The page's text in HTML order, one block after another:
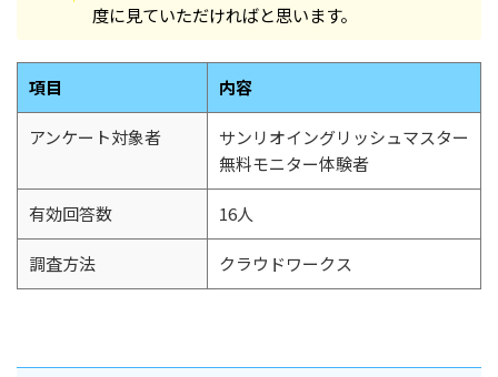
度に見ていただければと思います。
項目 内容
アンケート対象者
サンリオイングリッシュマスター
無料モニター体験者
有効回答数 16人
調査方法 クラウドワークス